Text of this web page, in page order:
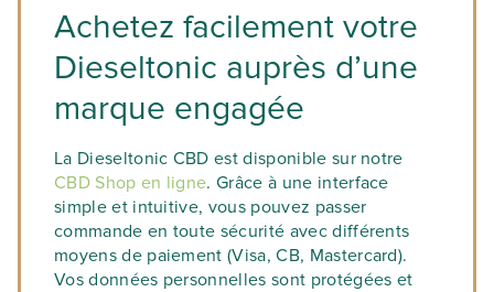
Achetez facilement votre
Dieseltonic auprès d’une
marque engagée
La Dieseltonic CBD est disponible sur notre
CBD Shop en ligne. Grâce à une interface
simple et intuitive, vous pouvez passer
commande en toute sécurité avec différents
moyens de paiement (Visa, CB, Mastercard).
Vos données personnelles sont protégées et